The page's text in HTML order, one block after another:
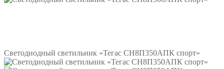
Светодиодный светильник «Тегас СН8П350АПК спорт»